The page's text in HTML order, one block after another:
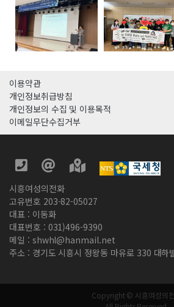
이용약관
개인정보취급방침
개인정보의 수집 및 이용목적
이메일무단수집거부
시흥여성의전화
고유번호 203-82-05027
대표 : 이동화
대표번호 : 031)496-9390
메일 : shwhl@hanmail.net
주소 : 경기도 시흥시 정왕동 마유로 330 대
Copyright © 시흥여성의